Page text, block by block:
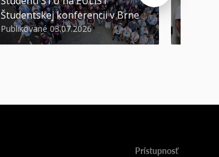
Študentskej konferencii v Brne
Publikované 03.07.2026
Prístupnosť